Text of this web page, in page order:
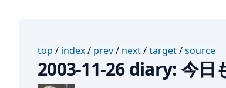
top / index/ prev/ next/target/source
2003-11-26 diary: 今日